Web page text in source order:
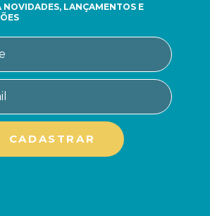
NOVIDADES, LANÇAMENTOS E